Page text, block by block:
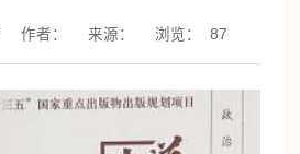
作者： 来源： 浏览： 87